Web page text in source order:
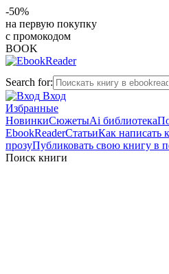
-50%
на первую покупку
с промокодом
BOOK
Search for:
Вход
Избранные
НовинкиСюжетыAi библиотека
EbookReaderСтатьиКак написать
прозуПубликовать свою книгу в
Поиск книги